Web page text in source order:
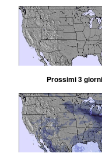
Prossimi 3 giorni